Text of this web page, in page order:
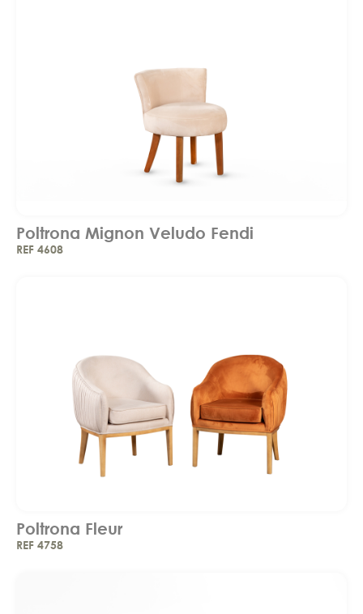
Poltrona Mignon Veludo Fendi
REF 4608
Poltrona Fleur
REF 4758